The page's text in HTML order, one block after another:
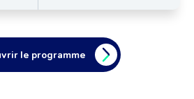
le programme